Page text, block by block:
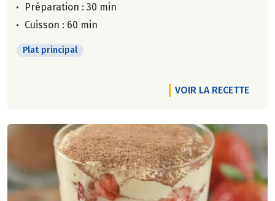
Préparation : 30 min
Cuisson : 60 min
Plat principal
VOIR LA RECETTE